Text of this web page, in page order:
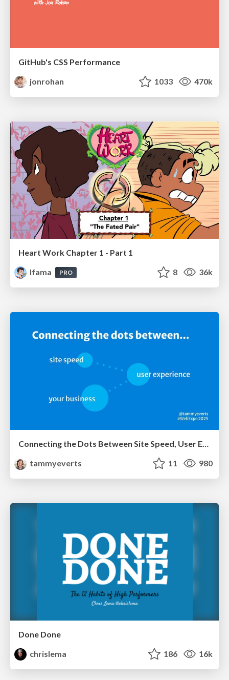
GitHub's CSS Performance
jonrohan
1033 470k
Heart Work Chapter 1 - Part 1
lfama
PRO 8 36k
tammyeverts
11 980
Done Done
chrislema
186 16k